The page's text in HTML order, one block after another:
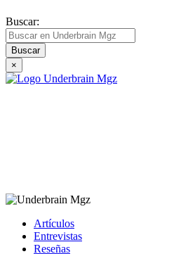
Buscar:
×
Artículos
Entrevistas
Reseñas